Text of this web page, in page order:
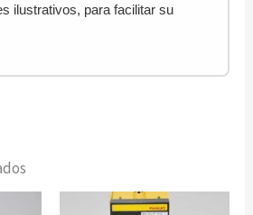
ilustrativos, para facilitar su